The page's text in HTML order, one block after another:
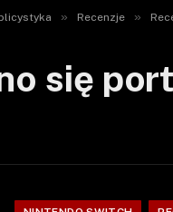
» Recenzje »
się